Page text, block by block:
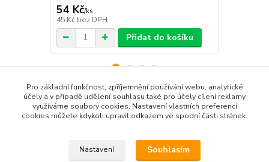
54 Kč/ks
45 Kč bez DPH
Přidat do košíku
Zboží zařazeno v kategoriích
Pro základní funkčnost, zpříjemnění používání webu, analytické
účely a v případě udělení souhlasu také pro účely cílení reklamy
využíváme soubory cookies. Nastavení vlastních preferencí
cookies můžete kdykoli upravit odkazem ve spodní části stránek.
Nastavení Souhlasím